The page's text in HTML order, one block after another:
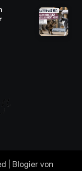
Blogiervon